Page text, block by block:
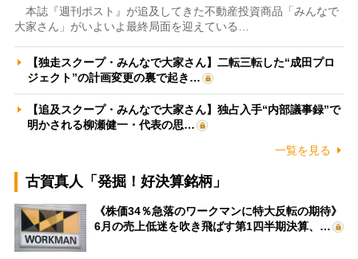
本誌『週刊ポスト』が追及してきた不動産投資商品「みんなで
大家さん」がいよいよ最終局面を迎えている…
【独走スクープ・みんなで大家さん】二転三転した“成田プロ
ジェクト”の計画変更の裏で起き…
【追及スクープ・みんなで大家さん】独占入手“内部議事録”で
明かされる柳瀬健一・代表の思…
一覧を見る
古賀真人「発掘！好決算銘柄」
《株価34％急落のワークマンに特大反転の期待》
6月の売上低迷を吹き飛ばす第1四半期決算、…